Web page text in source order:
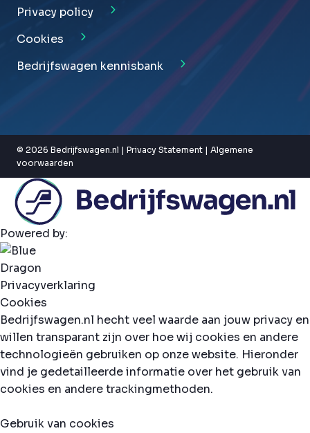
Privacy policy
Cookies
Bedrijfswagen kennisbank
© 2026 Bedrijfswagen.nl | Privacy Statement | Algemene
voorwaarden
Powered by:
Privacyverklaring
Cookies
Bedrijfswagen.nl hecht veel waarde aan jouw privacy en
willen transparant zijn over hoe wij cookies en andere
technologieën gebruiken op onze website. Hieronder
vind je gedetailleerde informatie over het gebruik van
cookies en andere trackingmethoden.
Gebruik van cookies